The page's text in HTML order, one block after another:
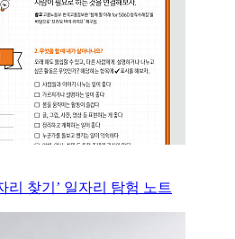
리 찾기’ 일자리 탐험 노트